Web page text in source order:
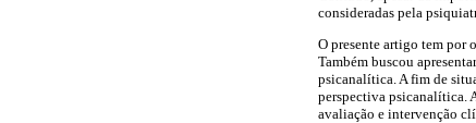
consideradas pela
O presente artigo tem por
Também buscou
psicanalítica. A fim de
perspectiva psicanalítica.
avaliação e intervenção